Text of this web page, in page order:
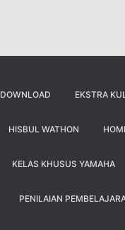
DOWNLOAD EKSTRA
HISBUL WATHON
KELAS KHUSUS YAMAHA
PENILAIAN